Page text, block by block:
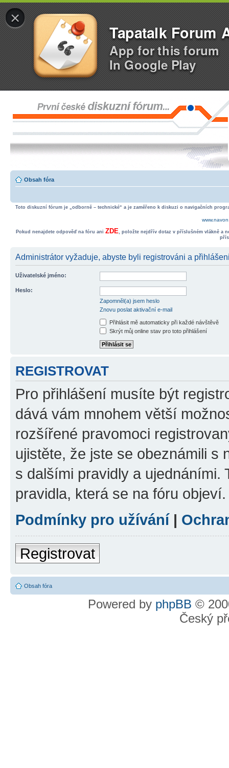
×
Tapatalk Forum
App for this forum
In Google Play
Obsah fóra
Toto diskuzní fórum je „odborně – technické“ a je zaměřeno k diskuzi o navigačních
Pokud nenajdete odpověď na fóru ani ZDE, položte nejdřív dotaz v příslušném vlákně a
Administrátor vyžaduje, abyste byli registrováni a
Uživatelské jméno:
Heslo:
Zapomněl(a) jsem heslo
Znovu poslat aktivační e-mail
Přihlásit mě automaticky při každé návštěvě
Skrýt můj online stav pro toto přihlášení
REGISTROVAT
Pro přihlášení musíte být
dává vám mnohem větší
rozšířené pravomoci
ujistěte, že jste se obeznámili s
s dalšími pravidly a ujednáními.
pravidla, která se na fóru objeví.
Podmínky pro užívání|
Registrovat
Obsah fóra
Powered by phpBB ©
Český